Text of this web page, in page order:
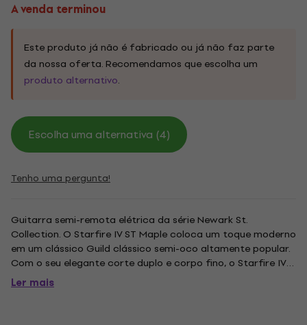
A venda terminou
Este produto já não é fabricado ou já não faz parte
da nossa oferta. Recomendamos que escolha um
produto alternativo.
Escolha uma alternativa (4)
Tenho uma pergunta!
Guitarra semi-remota elétrica da série Newark St.
Collection. O Starfire IV ST Maple coloca um toque moderno
em um clássico Guild clássico semi-oco altamente popular.
Com o seu elegante corte duplo e corpo fino, o Starfire IV
original foi apreciado por muitos guitarristas a partir de
meados da década de 1960 para o seu tom e sensação...
Ler mais